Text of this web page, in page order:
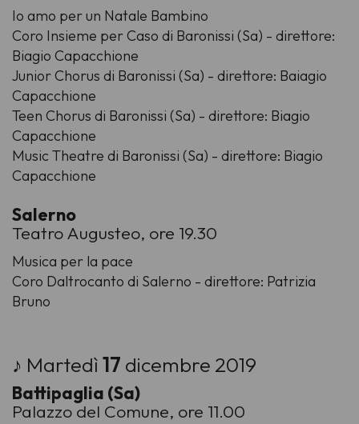
Io amo per un Natale Bambino
Coro Insieme per Caso di Baronissi (Sa) - direttore:
Biagio Capacchione
Junior Chorus di Baronissi (Sa) - direttore: Baiagio
Capacchione
Teen Chorus di Baronissi (Sa) - direttore: Biagio
Capacchione
Music Theatre di Baronissi (Sa) - direttore: Biagio
Capacchione
Salerno
Teatro Augusteo, ore 19.30
Musica per la pace
Coro Daltrocanto di Salerno - direttore: Patrizia
Bruno
♪ Martedì17 dicembre 2019
Battipaglia (Sa)
Palazzo del Comune, ore 11.00